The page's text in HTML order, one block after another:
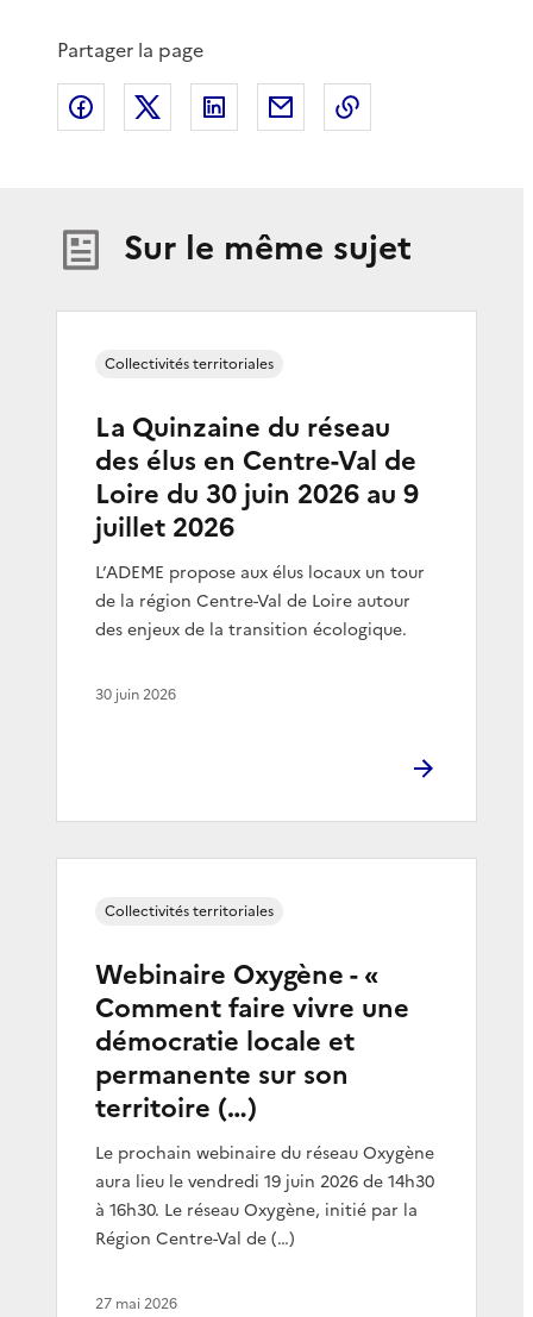
Partager la page
Partager sur Facebook
Partager sur XPartager sur LinkedIn
Partager par email
Sur le même sujet
La Quinzaine du réseau
des élus en Centre-Val de
Loire du 30 juin 2026 au 9
juillet 2026
L’ADEME propose aux élus locaux un tour
de la région Centre-Val de Loire autour
des enjeux de la transition écologique.
Collectivités territoriales
30 juin 2026
Webinaire Oxygène - «
Comment faire vivre une
démocratie locale et
permanente sur son
territoire (…)
Le prochain webinaire du réseau Oxygène
aura lieu le vendredi 19 juin 2026 de 14h30
à 16h30. Le réseau Oxygène, initié par la
Région Centre-Val de (…)
Collectivités territoriales
27 mai 2026